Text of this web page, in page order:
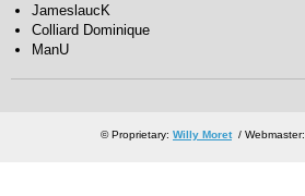
JameslaucK
Colliard Dominique
ManU
© Proprietary: Willy Moret/ Webmaster: